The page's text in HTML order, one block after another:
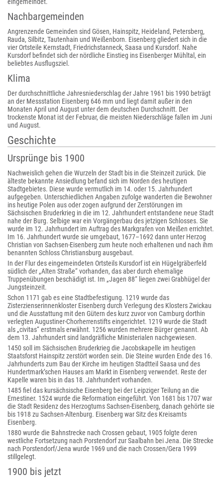
Nachbargemeinden
Angrenzende Gemeinden sind Gösen, Hainspitz, Heideland, Petersberg,
Rauda, Silbitz, Tautenhain und Weißenborn. Eisenberg gliedert sich in die
vier Ortsteile Kernstadt, Friedrichstanneck, Saasa und Kursdorf. Nahe
Kursdorf befindet sich der nördliche Einstieg ins Eisenberger Mühltal, ein
beliebtes Ausflugsziel.
Klima
Der durchschnittliche Jahresniederschlag der Jahre 1961 bis 1990 beträgt
an der Messstation Eisenberg 646 mm und liegt damit außer in den
Monaten April und August unter dem deutschen Durchschnitt. Der
trockenste Monat ist der Februar, die meisten Niederschläge fallen im Juni
und August.
Geschichte
Ursprünge bis 1900
Nachweislich gehen die Wurzeln der Stadt bis in die Steinzeit zurück. Die
älteste bekannte Ansiedlung befand sich im Norden des heutigen
Stadtgebietes. Diese wurde vermutlich im 14. oder 15. Jahrhundert
aufgegeben. Unterschiedlichen Angaben zufolge wanderten die Bewohner
ins heutige Polen aus oder zogen aufgrund der Zerstörungen im
Sächsischen Bruderkrieg in die im 12. Jahrhundert entstandene neue Stadt
nahe der Burg. Selbige war ein Vorgängerbau des jetzigen Schlosses. Sie
wurde im 12. Jahrhundert im Auftrag des Markgrafen von Meißen errichtet.
Im 16. Jahrhundert wurde sie umgebaut, 1677–1692 dann unter Herzog
Christian von Sachsen-Eisenberg zum heute noch erhaltenen und nach ihm
benannten Schloss Christiansburg ausgebaut.
In der Flur des eingemeindeten Ortsteils Kursdorf ist ein Hügelgräberfeld
südlich der „Alten Straße“ vorhanden, das aber durch ehemalige
Truppenübungen beschädigt ist. Im „Jagen 88“ liegen zwei Grabhügel der
Jungsteinzeit.
Schon 1171 gab es eine Stadtbefestigung. 1219 wurde das
Zisterzienserinnenkloster Eisenberg durch Verlegung des Klosters Zwickau
und die Ausstattung mit den Gütern des kurz zuvor von Camburg dorthin
verlegten Augustiner-Chorherrenstifts eingerichtet. 1219 wurde die Stadt
als „civitas“ erstmals erwähnt. 1256 wurden mehrere Bürger genannt. Ab
dem 13. Jahrhundert sind landgräfliche Ministerialen nachgewiesen.
1450 soll im Sächsischen Bruderkrieg die Jacobskapelle im heutigen
Staatsforst Hainspitz zerstört worden sein. Die Steine wurden Ende des 16.
Jahrhunderts zum Bau der Kirche im heutigen Stadtteil Saasa und des
Hundertmark’schen Hauses am Markt in Eisenberg verwendet. Reste der
Kapelle waren bis in das 18. Jahrhundert vorhanden.
1485 fiel das kursächsische Eisenberg bei der Leipziger Teilung an die
Ernestiner. 1524 wurde die Reformation eingeführt. Von 1681 bis 1707 war
die Stadt Residenz des Herzogtums Sachsen-Eisenberg, danach gehörte sie
bis 1918 zu Sachsen-Altenburg. Eisenberg war Sitz des Kreisamts
Eisenberg.
1880 wurde die Bahnstrecke nach Crossen gebaut, 1905 folgte deren
westliche Fortsetzung nach Porstendorf zur Saalbahn bei Jena. Die Strecke
nach Porstendorf/Jena wurde 1969 und die nach Crossen/Gera 1999
stillgelegt.
1900 bis jetzt